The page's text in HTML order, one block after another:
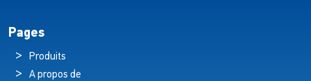
Pages
Produits
A propos de